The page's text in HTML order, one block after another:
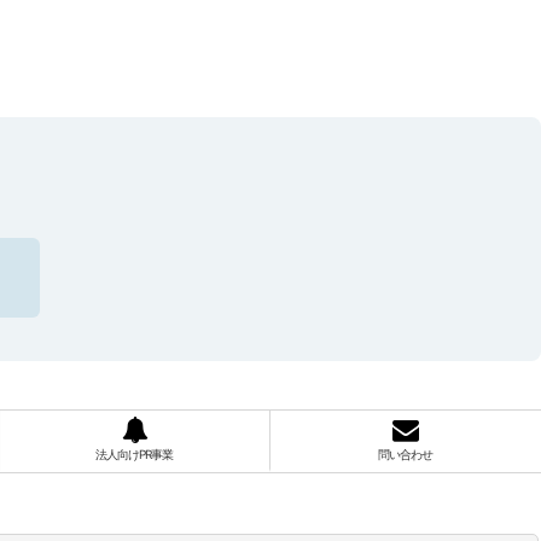
法人向けPR事業 問い合わせ